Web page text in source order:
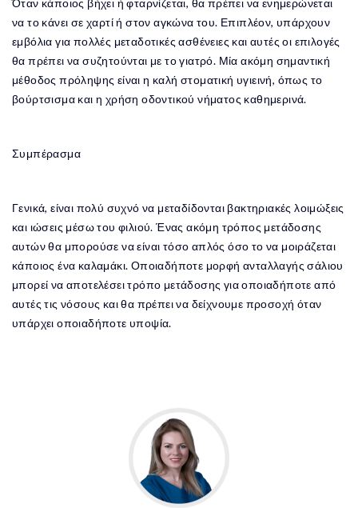
Όταν κάποιος βήχει ή φταρνίζεται, θα πρέπει να ενημερώνεται
να το κάνει σε χαρτί ή στον αγκώνα του. Επιπλέον, υπάρχουν
εμβόλια για πολλές μεταδοτικές ασθένειες και αυτές οι επιλογές
θα πρέπει να συζητούνται με το γιατρό. Μία ακόμη σημαντική
μέθοδος πρόληψης είναι η καλή στοματική υγιεινή, όπως το
βούρτσισμα και η χρήση οδοντικού νήματος καθημερινά.
Συμπέρασμα
Γενικά, είναι πολύ συχνό να μεταδίδονται βακτηριακές λοιμώξεις
και ιώσεις μέσω του φιλιού. Ένας ακόμη τρόπος μετάδοσης
αυτών θα μπορούσε να είναι τόσο απλός όσο το να μοιράζεται
κάποιος ένα καλαμάκι. Οποιαδήποτε μορφή ανταλλαγής σάλιου
μπορεί να αποτελέσει τρόπο μετάδοσης για οποιαδήποτε από
αυτές τις νόσους και θα πρέπει να δείχνουμε προσοχή όταν
υπάρχει οποιαδήποτε υποψία.